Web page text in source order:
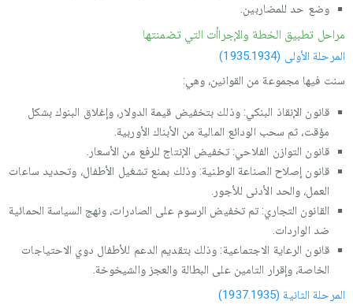
وضع حد للمضاربين.
مراحل تطبيق الخطة والإجراأت التي تضمنتها
المرحلة الأولى (1935.1934)
سنت فيها مجموعة من القوانين، وهي:
قانون الإنقاذ البنكي: وذلك بتخفيض قيمة الدولار، وإغلاق البنوك بشكل
مؤقت، ثم سحب الودائع المالية من الأبناك الأوربية.
قانون التوازن الفلاحي: تخفيض الإنتاج للرفع من الأسعار.
قانون إصلاح الصناعة الوطنية: وذلك بمنع تشغيل الأطفال، وتحديد ساعات
العمل، والحد الأدنى للأجور.
القانون التجاري: تم تخفيض الرسوم على الصادرات، ونهج السياسة الحمائية
ضد الواردات.
قانون الرعاية الاجتماعية: وذلك بتقديم الدعم للأطفال دوي الاحتياجات
الخاصة، وإقرار التامين على البطالة والعجز والشيخوخة.
المرحلة الثانية (1937.1935)